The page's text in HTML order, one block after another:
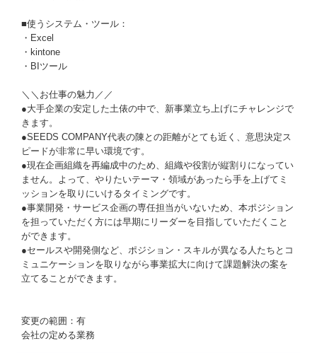
■使うシステム・ツール：
・Excel
・kintone
・BIツール
＼＼お仕事の魅力／／
●大手企業の安定した土俵の中で、新事業立ち上げにチャレンジで
きます。
●SEEDS COMPANY代表の陳との距離がとても近く、意思決定ス
ピードが非常に早い環境です。
●現在企画組織を再編成中のため、組織や役割が縦割りになってい
ません。よって、やりたいテーマ・領域があったら手を上げてミ
ッションを取りにいけるタイミングです。
●事業開発・サービス企画の専任担当がいないため、本ポジション
を担っていただく方には早期にリーダーを目指していただくこと
ができます。
●セールスや開発側など、ポジション・スキルが異なる人たちとコ
ミュニケーションを取りながら事業拡大に向けて課題解決の案を
立てることができます。
変更の範囲：有
会社の定める業務